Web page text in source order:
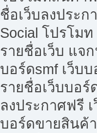
ชื่อเว็บลงประ
Social โปรโม
รายชื่อเว็บ แจ
บอร์ดsmf เว็บ
รายชื่อเว็บบอ
ลงประกาศฟรี
บอร์ดขายสินค้